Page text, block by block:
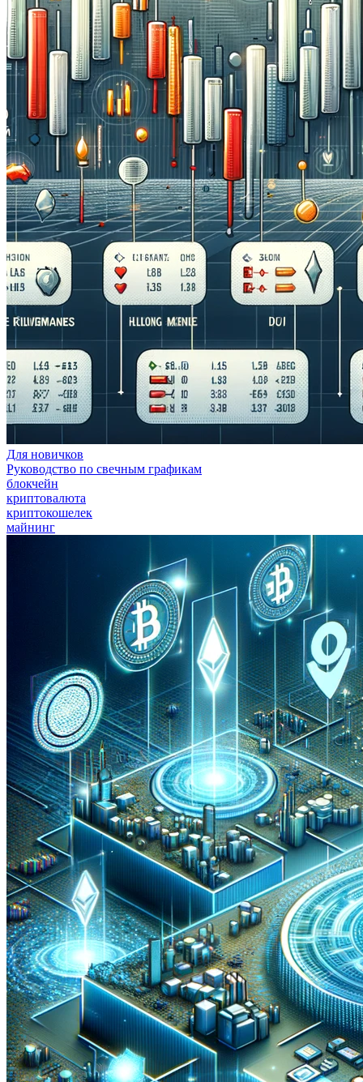
Для новичков
Руководство по свечным графикам
блокчейн
криптовалюта
криптокошелек
майнинг